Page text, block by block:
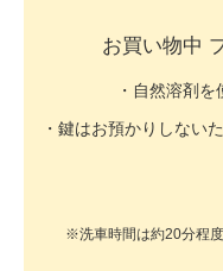
お買い物中
・自然溶剤
・鍵はお預かりしない
※洗車時間は約20分程